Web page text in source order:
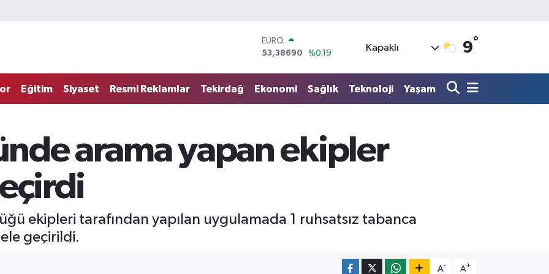
STERLİN
G.ALTIN
%0.19
79.591,74
%-1.82
DOLAR
%0.02
Kapaklı 9°
Eğitim Siyaset Resmi Reklamlar Tekirdağ Ekonomi Sağlık Teknoloji Yaşam
arama yapan ekipler
ekipleri tarafından yapılan uygulamada 1 ruhsatsız tabanca
geçirildi.
A- A+